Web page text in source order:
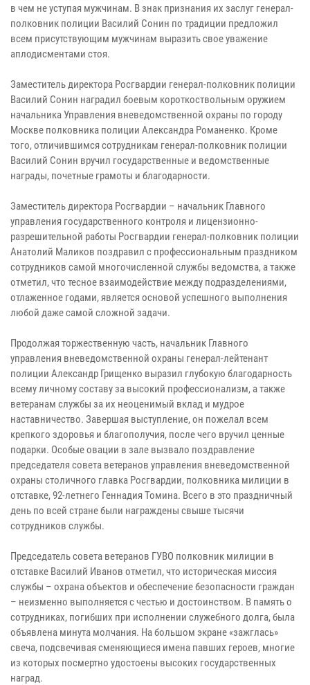
в чем не уступая мужчинам. В знак признания их заслуг генерал-
полковник полиции Василий Сонин по традиции предложил
всем присутствующим мужчинам выразить свое уважение
аплодисментами стоя.
Заместитель директора Росгвардии генерал-полковник полиции
Василий Сонин наградил боевым короткоствольным оружием
начальника Управления вневедомственной охраны по городу
Москве полковника полиции Александра Романенко. Кроме
того, отличившимся сотрудникам генерал-полковник полиции
Василий Сонин вручил государственные и ведомственные
награды, почетные грамоты и благодарности.
Заместитель директора Росгвардии – начальник Главного
управления государственного контроля и лицензионно-
разрешительной работы Росгвардии генерал-полковник полиции
Анатолий Маликов поздравил с профессиональным праздником
сотрудников самой многочисленной службы ведомства, а также
отметил, что тесное взаимодействие между подразделениями,
отлаженное годами, является основой успешного выполнения
любой даже самой сложной задачи.
Продолжая торжественную часть, начальник Главного
управления вневедомственной охраны генерал-лейтенант
полиции Александр Грищенко выразил глубокую благодарность
всему личному составу за высокий профессионализм, а также
ветеранам службы за их неоценимый вклад и мудрое
наставничество. Завершая выступление, он пожелал всем
крепкого здоровья и благополучия, после чего вручил ценные
подарки. Особые овации в зале вызвало поздравление
председателя совета ветеранов управления вневедомственной
охраны столичного главка Росгвардии, полковника милиции в
отставке, 92-летнего Геннадия Томина. Всего в это праздничный
день по всей стране были награждены свыше тысячи
сотрудников службы.
Председатель совета ветеранов ГУВО полковник милиции в
отставке Василий Иванов отметил, что историческая миссия
службы – охрана объектов и обеспечение безопасности граждан
– неизменно выполняется с честью и достоинством. В память о
сотрудниках, погибших при исполнении служебного долга, была
объявлена минута молчания. На большом экране «зажглась»
свеча, подсвечивая сменяющиеся имена павших героев, многие
из которых посмертно удостоены высоких государственных
наград.